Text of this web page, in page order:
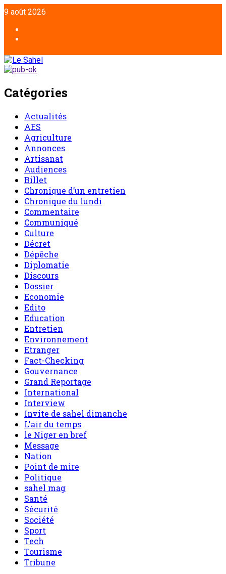
Aller
au
contenu
9 août 2026
Catégories
Actualités
AES
Agriculture
Annonces
Artisanat
Audiences
Billet
Chronique d’un entretien
Chronique du lundi
Commentaire
Communiqué
Culture
Décret
Dépêche
Diplomatie
Discours
Dossier
Economie
Edito
Education
Entretien
Environnement
Etranger
Fact-Checking
Gouvernance
Grand Reportage
International
Interview
Invite de sahel dimanche
L'air du temps
le Niger en bref
Message
Nation
Point de mire
Politique
sahel mag
Santé
Sécurité
Société
Sport
Tech
Tourisme
Tribune